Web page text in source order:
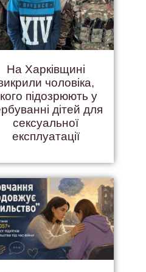
На Харківщині
чоловіка,
підозрюють у
дітей для
сексуальної
експлуатації